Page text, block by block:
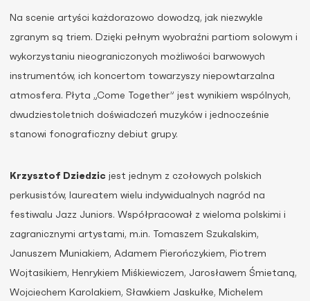
Na scenie artyści każdorazowo dowodzą, jak niezwykle
zgranym są triem. Dzięki pełnym wyobraźni partiom solowym i
wykorzystaniu nieograniczonych możliwości barwowych
instrumentów, ich koncertom towarzyszy niepowtarzalna
atmosfera. Płyta „Come Together” jest wynikiem wspólnych,
dwudziestoletnich doświadczeń muzyków i jednocześnie
stanowi fonograficzny debiut grupy.
Krzysztof Dziedzic jest jednym z czołowych polskich
perkusistów, laureatem wielu indywidualnych nagród na
festiwalu Jazz Juniors. Współpracował z wieloma polskimi i
zagranicznymi artystami, m.in. Tomaszem Szukalskim,
Januszem Muniakiem, Adamem Pierończykiem, Piotrem
Wojtasikiem, Henrykiem Miśkiewiczem, Jarosławem Śmietaną,
Wojciechem Karolakiem, Sławkiem Jaskułke, Michelem